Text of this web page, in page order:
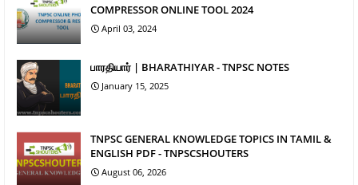
COMPRESSOR ONLINE TOOL 2024
April 03, 2024
பாரதியார் | BHARATHIYAR - TNPSC NOTES
January 15, 2025
TNPSC GENERAL KNOWLEDGE TOPICS IN TAMIL &
ENGLISH PDF - TNPSCSHOUTERS
August 06, 2026